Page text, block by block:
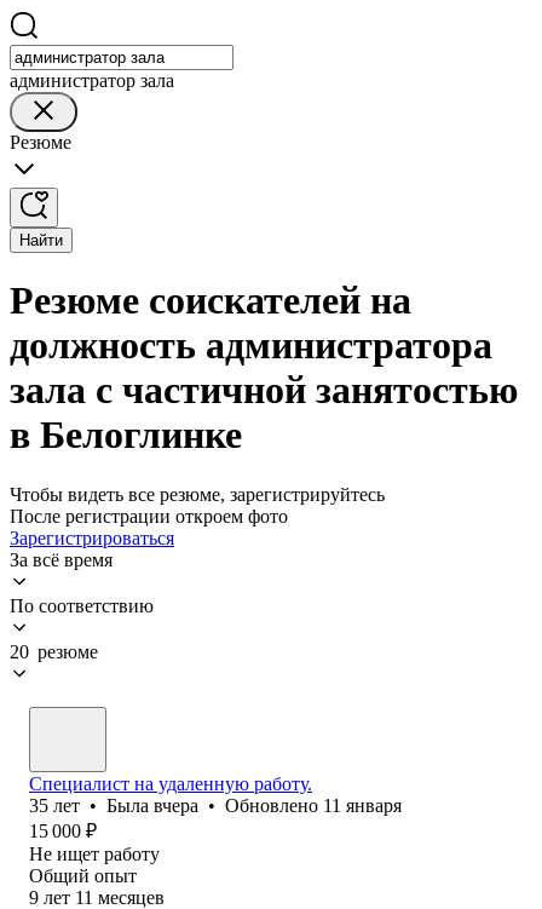
администратор зала
Резюме
Найти
Резюме соискателей на
должность администратора
зала с частичной занятостью
в Белоглинке
Чтобы видеть все резюме, зарегистрируйтесь
После регистрации откроем фото
Зарегистрироваться
За всё время
По соответствию
20 резюме
Специалист на удаленную работу.
35 лет • Была вчера • Обновлено 11 января
15 000 ₽
Не ищет работу
Общий опыт
9 лет 11 месяцев